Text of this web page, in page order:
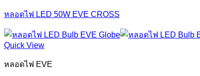
หลอดไฟ LED 50W EVE CROSS
Quick View
หลอดไฟ EVE